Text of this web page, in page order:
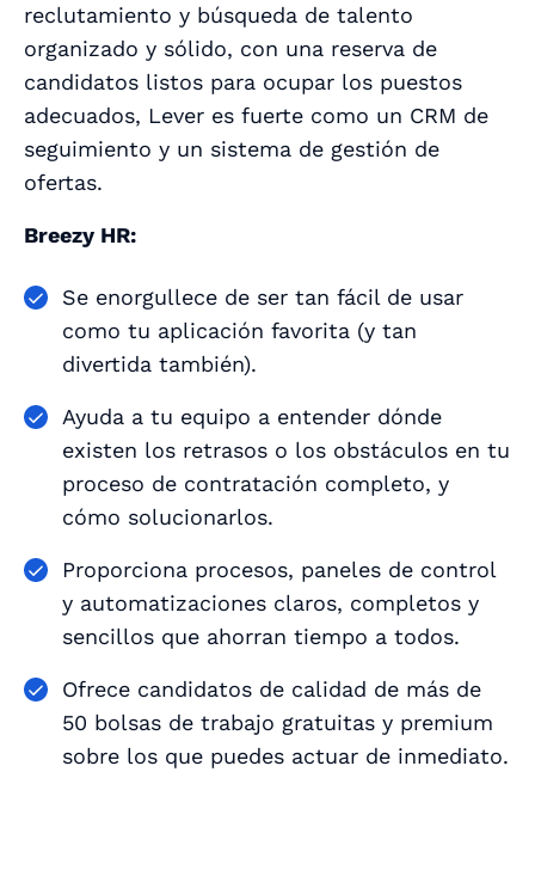
reclutamiento y búsqueda de talento
organizado y sólido, con una reserva de
candidatos listos para ocupar los puestos
adecuados, Lever es fuerte como un CRM de
seguimiento y un sistema de gestión de
ofertas.
Breezy HR:
Se enorgullece de ser tan fácil de usar
como tu aplicación favorita (y tan
divertida también).
Ayuda a tu equipo a entender dónde
existen los retrasos o los obstáculos en tu
proceso de contratación completo, y
cómo solucionarlos.
Proporciona procesos, paneles de control
y automatizaciones claros, completos y
sencillos que ahorran tiempo a todos.
Ofrece candidatos de calidad de más de
50 bolsas de trabajo gratuitas y premium
sobre los que puedes actuar de inmediato.